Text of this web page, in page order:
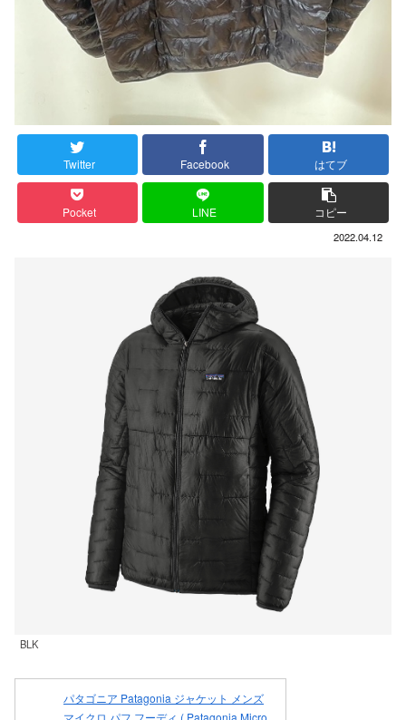
Twitter Facebook はてブ
Pocket LINE コピー
2022.04.12
BLK
パタゴニア Patagonia ジャケット メンズ